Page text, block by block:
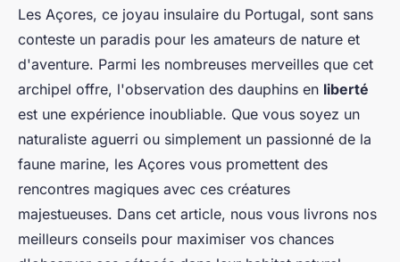
Où observer les dauphins en
liberté dans l'archipel des
Açores, Portugal : conseils et
périodes ?
Kylian•9 juillet 2024 •7 min de lecture
Les Açores, ce joyau insulaire du Portugal, sont sans
conteste un paradis pour les amateurs de nature et
d'aventure. Parmi les nombreuses merveilles que cet
archipel offre, l'observation des dauphins en liberté
est une expérience inoubliable. Que vous soyez un
naturaliste aguerri ou simplement un passionné de la
faune marine, les Açores vous promettent des
rencontres magiques avec ces créatures
majestueuses. Dans cet article, nous vous livrons nos
meilleurs conseils pour maximiser vos chances